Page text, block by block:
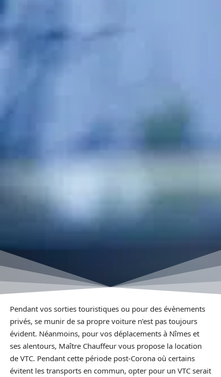
Pendant vos sorties touristiques ou pour des évènements
privés, se munir de sa propre voiture n’est pas toujours
évident. Néanmoins, pour vos déplacements à Nîmes et
ses alentours, Maître Chauffeur vous propose la location
de VTC. Pendant cette période post-Corona où certains
évitent les transports en commun, opter pour un VTC serait